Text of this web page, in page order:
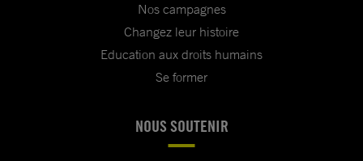
Nos campagnes
Changez leur histoire
Education aux droits humains
Se former
NOUS SOUTENIR